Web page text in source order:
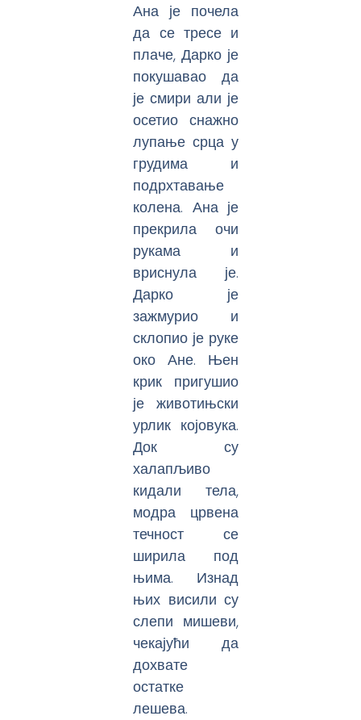
Ана је почела
да се тресе и
плаче, Дарко је
покушавао да
је смири али је
осетио снажно
лупање срца у
грудима и
подрхтавање
колена. Ана је
прекрила очи
рукама и
вриснула је.
Дарко је
зажмурио и
склопио је руке
око Ане. Њен
крик пригушио
је животињски
урлик којовука.
Док су
халапљиво
кидали тела,
модра црвена
течност се
ширила под
њима. Изнад
њих висили су
слепи мишеви,
чекајући да
дохвате
остатке
лешева.